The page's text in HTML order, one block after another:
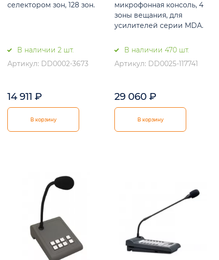
селектором зон, 128 зон.
В наличии 2 шт.
Артикул: DD0002-3673
14 911 ₽
В корзину
микрофонная консоль, 4
зоны вещания, для
усилителей серии MDA.
В наличии 470 шт.
Артикул: DD0025-117741
29 060 ₽
В корзину